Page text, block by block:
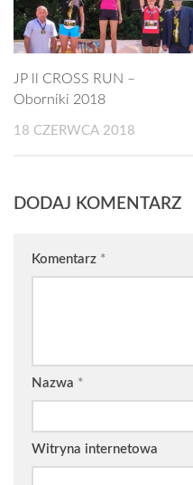
JP ll CROSS RUN –
Oborniki 2018
18 CZERWCA 2018
DODAJ KOMENTARZ
Komentarz *
Nazwa *
Witryna internetowa